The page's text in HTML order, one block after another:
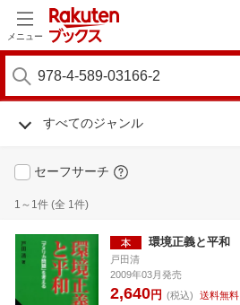
メニュー
すべてのジャンル
セーフサーチ
1～1件 (全 1件)
環境正義と平和
戸田清
2009年03月発売
2,640円 (税込) 送料無料